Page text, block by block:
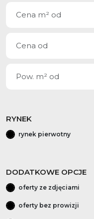
RYNEK
rynek pierwotny
DODATKOWE OPCJE
oferty ze zdjęciami
oferty bez prowizji